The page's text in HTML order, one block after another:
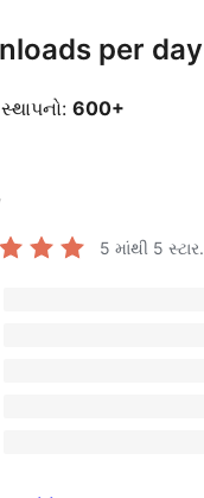
per day
600+
5 માંથી 5 સ્ટાર.